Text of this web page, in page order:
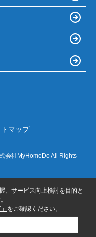
マップ
会社MyHomeDo All Rights
、サービス向上検討を目的と
をご確認ください。